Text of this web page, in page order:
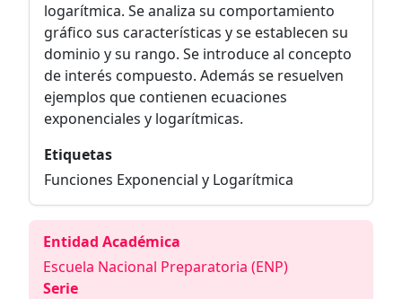
logarítmica. Se analiza su comportamiento
gráfico sus características y se establecen su
dominio y su rango. Se introduce al concepto
de interés compuesto. Además se resuelven
ejemplos que contienen ecuaciones
exponenciales y logarítmicas.
Etiquetas
Funciones Exponencial y Logarítmica
Entidad Académica
Escuela Nacional Preparatoria (ENP)
Serie